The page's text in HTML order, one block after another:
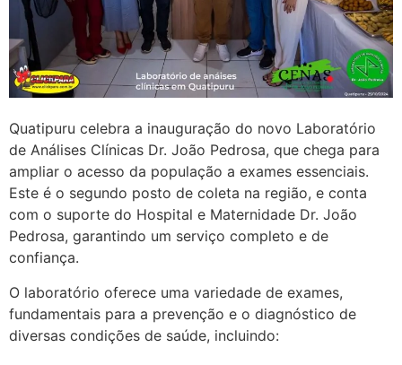
Quatipuru celebra a inauguração do novo Laboratório
de Análises Clínicas Dr. João Pedrosa, que chega para
ampliar o acesso da população a exames essenciais.
Este é o segundo posto de coleta na região, e conta
com o suporte do Hospital e Maternidade Dr. João
Pedrosa, garantindo um serviço completo e de
confiança.
O laboratório oferece uma variedade de exames,
fundamentais para a prevenção e o diagnóstico de
diversas condições de saúde, incluindo: